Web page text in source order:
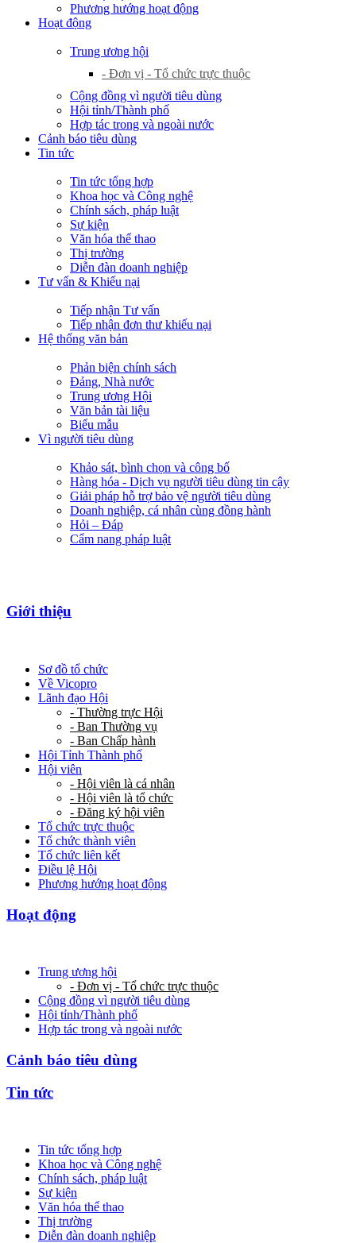
Phương hướng hoạt động
Hoạt động
Trung ương hội
- Đơn vị - Tổ chức trực thuộc
Cộng đồng vì người tiêu dùng
Hội tỉnh/Thành phố
Hợp tác trong và ngoài nước
Cảnh báo tiêu dùng
Tin tức
Tin tức tổng hợp
Khoa học và Công nghệ
Chính sách, pháp luật
Sự kiện
Văn hóa thể thao
Thị trường
Diễn đàn doanh nghiệp
Tư vấn & Khiếu nại
Tiếp nhận Tư vấn
Tiếp nhận đơn thư khiếu nại
Hệ thống văn bản
Phản biện chính sách
Đảng, Nhà nước
Trung ương Hội
Văn bản tài liệu
Biểu mẫu
Vì người tiêu dùng
Khảo sát, bình chọn và công bố
Hàng hóa - Dịch vụ người tiêu dùng tin cậy
Giải pháp hỗ trợ bảo vệ người tiêu dùng
Doanh nghiệp, cá nhân cùng đồng hành
Hỏi – Đáp
Cẩm nang pháp luật
Giới thiệu
Sơ đồ tổ chức
Về Vicopro
Lãnh đạo Hội
- Thường trực Hội
- Ban Thường vụ
- Ban Chấp hành
Hội Tỉnh Thành phố
Hội viên
- Hội viên là cá nhân
- Hội viên là tổ chức
- Đăng ký hội viên
Tổ chức trực thuộc
Tổ chức thành viên
Tổ chức liên kết
Điều lệ Hội
Phương hướng hoạt động
Hoạt động
Trung ương hội
- Đơn vị - Tổ chức trực thuộc
Cộng đồng vì người tiêu dùng
Hội tỉnh/Thành phố
Hợp tác trong và ngoài nước
Cảnh báo tiêu dùng
Tin tức
Tin tức tổng hợp
Khoa học và Công nghệ
Chính sách, pháp luật
Sự kiện
Văn hóa thể thao
Thị trường
Diễn đàn doanh nghiệp